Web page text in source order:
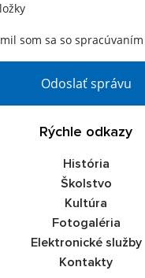
som sa so
Response
Odoslať správu
Rýchle odkazy
História
Školstvo
Kultúra
Fotogaléria
Elektronické služby
Kontakty